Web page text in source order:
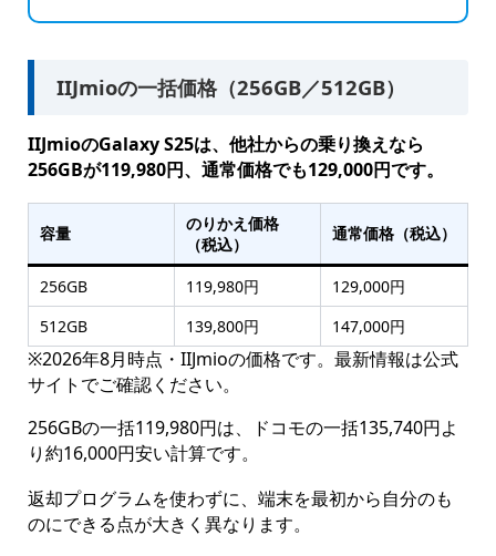
IIJmioの一括価格（256GB／512GB）
IIJmioのGalaxy S25は、他社からの乗り換えなら
256GBが119,980円、通常価格でも129,000円です。
容量
のりかえ価格
（税込）
通常価格（税込）
256GB 119,980円
129,000円
512GB
139,800円 147,000円
※2026年8月時点・IIJmioの価格です。最新情報は公式
サイトでご確認ください。
256GBの一括119,980円は、ドコモの一括135,740円よ
り約16,000円安い計算です。
返却プログラムを使わずに、端末を最初から自分のも
のにできる点が大きく異なります。